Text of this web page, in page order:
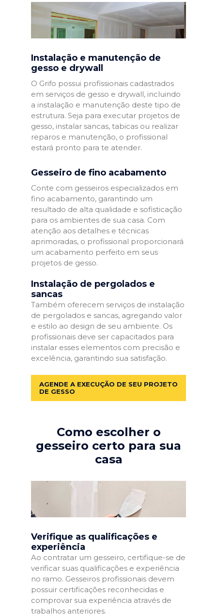
Instalação e manutenção de
gesso e drywall
O Grifo possui profissionais cadastrados
em serviços de gesso e drywall, incluindo
a instalação e manutenção deste tipo de
estrutura. Seja para executar projetos de
gesso, instalar sancas, tabicas ou realizar
reparos e manutenção, o profissional
estará pronto para te atender.
Gesseiro de fino acabamento
Conte com gesseiros especializados em
fino acabamento, garantindo um
resultado de alta qualidade e sofisticação
para os ambientes de sua casa. Com
atenção aos detalhes e técnicas
aprimoradas, o profissional proporcionará
um acabamento perfeito em seus
projetos de gesso.
Instalação de pergolados e
sancas
Também oferecem serviços de instalação
de pergolados e sancas, agregando valor
e estilo ao design de seu ambiente. Os
profissionais deve ser capacitados para
instalar esses elementos com precisão e
excelência, garantindo sua satisfação.
AGENDE A EXECUÇÃO DE SEU PROJETO
DE GESSO
Como escolher o
gesseiro certo para sua
casa
Verifique as qualificações e
experiência
Ao contratar um gesseiro, certifique-se de
verificar suas qualificações e experiência
no ramo. Gesseiros profissionais devem
possuir certificações reconhecidas e
comprovar sua experiência através de
trabalhos anteriores.